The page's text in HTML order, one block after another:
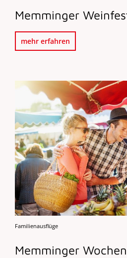
Memminger
mehr erfahren
Familienausflüge
Memminger